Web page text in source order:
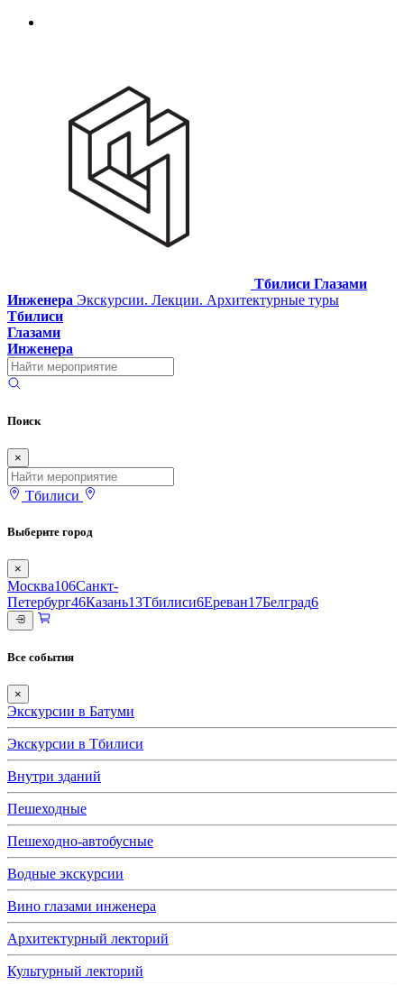
Тбилиси Глазами
Инженера Экскурсии. Лекции. Архитектурные туры
Тбилиси
Глазами
Инженера
Поиск
×
Тбилиси
Выберите город
×
Москва106Санкт-
Петербург46Казань13Тбилиси6Ереван17Белград6
Все события
×
Экскурсии в Батуми
Экскурсии в Тбилиси
Внутри зданий
Пешеходные
Пешеходно-автобусные
Водные экскурсии
Вино глазами инженера
Архитектурный лекторий
Культурный лекторий